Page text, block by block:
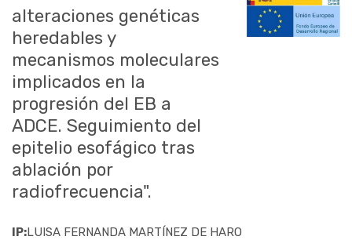
alteraciones genéticas
heredables y
mecanismos moleculares
implicados en la
progresión del EB a
ADCE. Seguimiento del
epitelio esofágico tras
ablación por
radiofrecuencia".
IP:LUISA FERNANDA MARTÍNEZ DE HARO